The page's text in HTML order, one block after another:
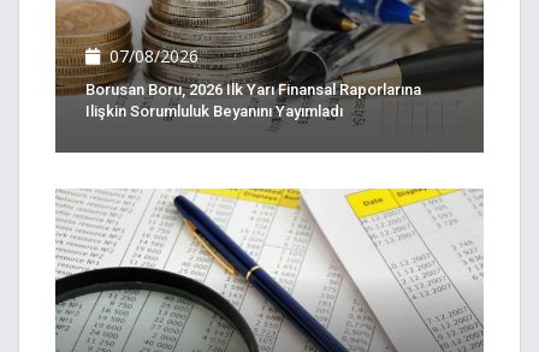
07/08/2026
Borusan Boru, 2026 Ilk Yarı Finansal Raporlarına
Ilişkin Sorumluluk Beyanını Yayımladı